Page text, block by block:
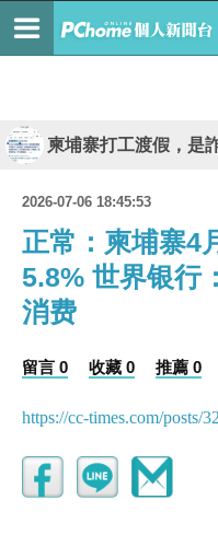
柬埔寨打工渡假，是
2026-07-06 18:45:53
正常：柬埔寨4
5.8% 世界银行
消费
留言 0 收藏 0 推薦 0
https://cc-times.com/posts/